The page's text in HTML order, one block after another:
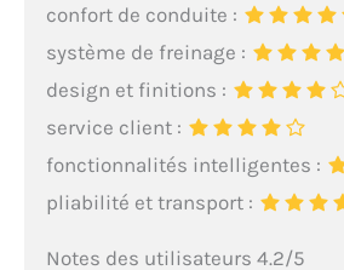
confort de conduite :
système de freinage :
design et finitions :
service client :
fonctionnalités intelligentes :
pliabilité et transport :
Notes des utilisateurs 4.2/5